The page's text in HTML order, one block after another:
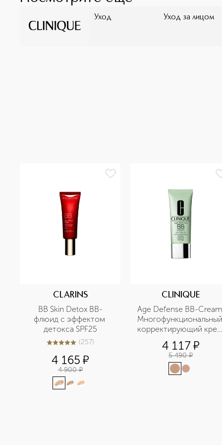
Уход Уход за лицом
CLARINS
BB Skin Detox BB-
флюид с эффектом
детокса SPF25
5из 5257 (257)
4 165 ¤
4 900 ¤
CLINIQUE
Age Defense BB-Cream
Многофункциональный
корректирующий крем
SPF30
4 117¤
5 490 ¤